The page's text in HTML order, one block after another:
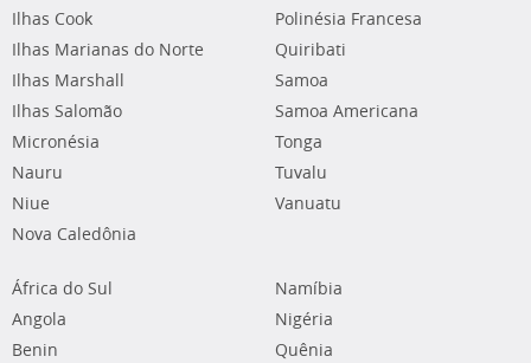
Ilhas Cook
Ilhas Marianas do Norte
Ilhas Marshall
Ilhas Salomão
Micronésia
Nauru
Niue
Nova Caledônia
Polinésia Francesa
Quiribati
Samoa
Samoa Americana
Tonga
Tuvalu
Vanuatu
África do Sul
Angola
Benin
Namíbia
Nigéria
Quênia